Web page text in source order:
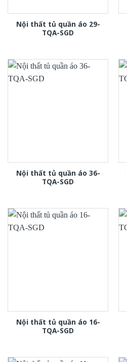
Nội thất tủ quần áo 29-
TQA-SGD
Nội thất tủ quần áo 36-
TQA-SGD
Nội thất tủ quần áo 16-
TQA-SGD